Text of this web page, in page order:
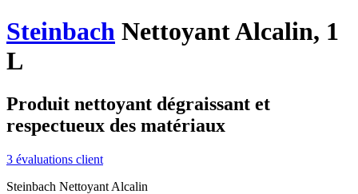
Steinbach Nettoyant Alcalin, 1
L
Produit nettoyant dégraissant et
respectueux des matériaux
3 évaluations client
Steinbach Nettoyant Alcalin